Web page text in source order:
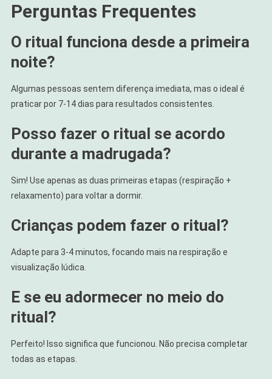
Perguntas Frequentes
O ritual funciona desde a primeira
noite?
Algumas pessoas sentem diferença imediata, mas o ideal é
praticar por 7-14 dias para resultados consistentes.
Posso fazer o ritual se acordo
durante a madrugada?
Sim! Use apenas as duas primeiras etapas (respiração +
relaxamento) para voltar a dormir.
Crianças podem fazer o ritual?
Adapte para 3-4 minutos, focando mais na respiração e
visualização lúdica.
E se eu adormecer no meio do
ritual?
Perfeito! Isso significa que funcionou. Não precisa completar
todas as etapas.